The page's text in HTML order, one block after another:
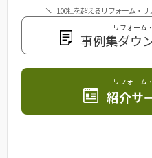
100社を超えるリフォーム・
リフォーム
事例集ダウ
リフォーム
紹介サ